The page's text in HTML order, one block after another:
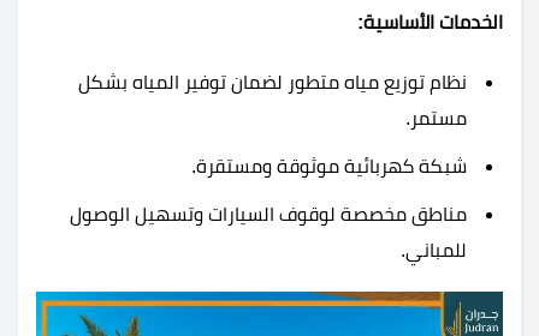
الخدمات الأساسية:
نظام توزيع مياه متطور لضمان توفير المياه بشكل
مستمر.
شبكة كهربائية موثوقة ومستقرة.
مناطق مخصصة لوقوف السيارات وتسهيل الوصول
للمباني.